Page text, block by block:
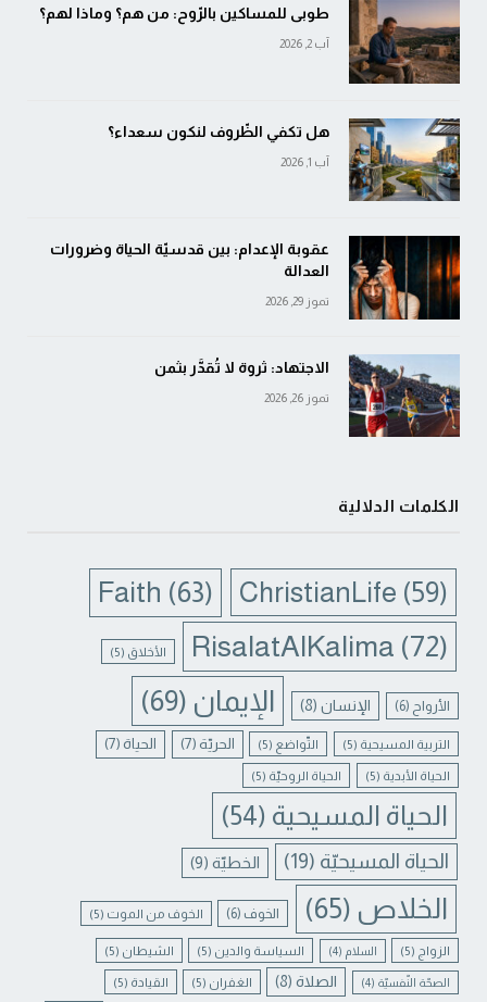
طوبى للمساكين بالرّوح: من هم؟ وماذا لهم؟
آب 2, 2026
هل تكفي الظّروف لنكون سعداء؟
آب 1, 2026
عقوبة الإعدام: بين قدسيّة الحياة وضرورات
العدالة
تموز 29, 2026
الاجتهاد: ثروة لا تُقدَّر بثمن
تموز 26, 2026
الكلمات الدلالية
ChristianLife (59)
Faith (63)
RisalatAlKalima (72) الأخلاق (5)
الأرواح (6) الإنسان(8) الإيمان (69)
التربية المسيحية (5) التّواضع (5) الحريّة (7) الحياة (7)
الحياة الأبدية (5) الحياة الروحيّة (5)
الحياة المسيحية (54)
الحياة المسيحيّة (19) الخطيّة (9)
الخلاص (65) الخوف (6) الخوف من الموت (5)
الزواج (5) السلام (4) السياسة والدين (5) الشيطان (5)
الصحّة النّفسيّة (4) الصلاة(8) الغفران (5) القيادة (5)